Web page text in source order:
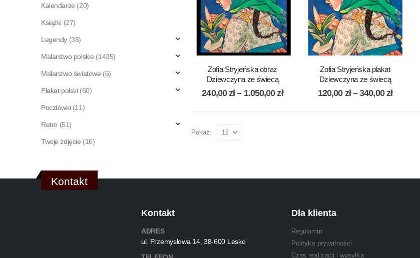
Zofia Stryjeńska obraz
Dziewczyna ze świecą
240,00zł – 1.050,00zł
Zofia Stryjeńska plakat
Dziewczyna ze świecą
120,00 zł – 340,00zł
Pokaż:
Kalendarze (20)
Książki (27)
Legendy (38)
Malarstwo polskie (1435)
Malarstwo światowe (6)
Plakat polski (60)
Pocztówki (11)
Retro (51)
Twoje zdjęcie (16)
Kontakt
Kontakt
ADRES
ul. Przemysłowa 14, 38-600 Lesko
Dla klienta
Regulamin
Polityka prywatności
Czas realizacji i wysyłka